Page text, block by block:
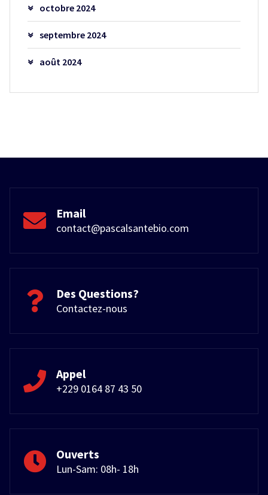
octobre 2024
septembre 2024
août 2024
Email
contact@pascalsantebio.com
Des Questions?
Contactez-nous
Appel
+229 0164 87 43 50
Ouverts
Lun-Sam: 08h- 18h